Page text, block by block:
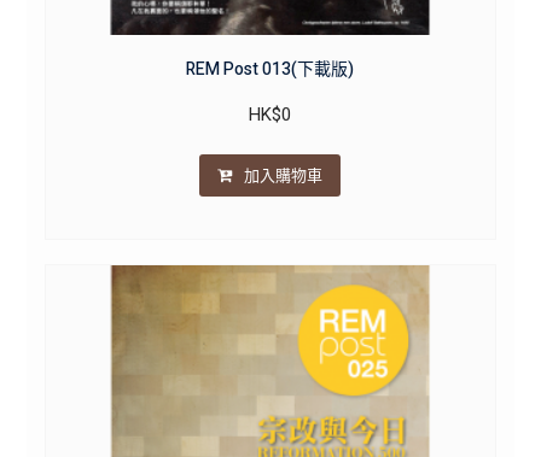
REM Post 013(下載版)
HK$0
加入購物車